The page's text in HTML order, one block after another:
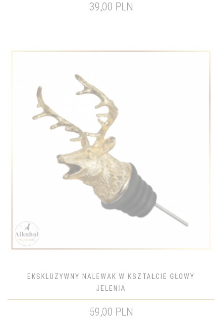
39,00 PLN
EKSKLUZYWNY NALEWAK W KSZTAŁCIE GŁOWY
JELENIA
59,00 PLN